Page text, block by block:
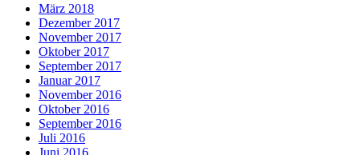
März 2018
Dezember 2017
November 2017
Oktober 2017
September 2017
Januar 2017
November 2016
Oktober 2016
September 2016
Juli 2016
Juni 2016